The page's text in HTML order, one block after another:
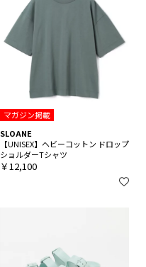
マガジン掲載
SLOANE
【UNISEX】ヘビーコットン ドロップ
ショルダーTシャツ
￥12,100